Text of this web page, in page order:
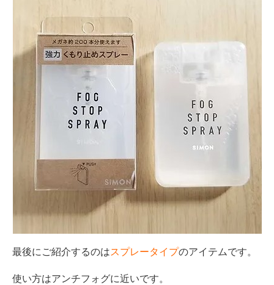
最後にご紹介するのはスプレータイプのアイテムです。
使い方はアンチフォグに近いです。